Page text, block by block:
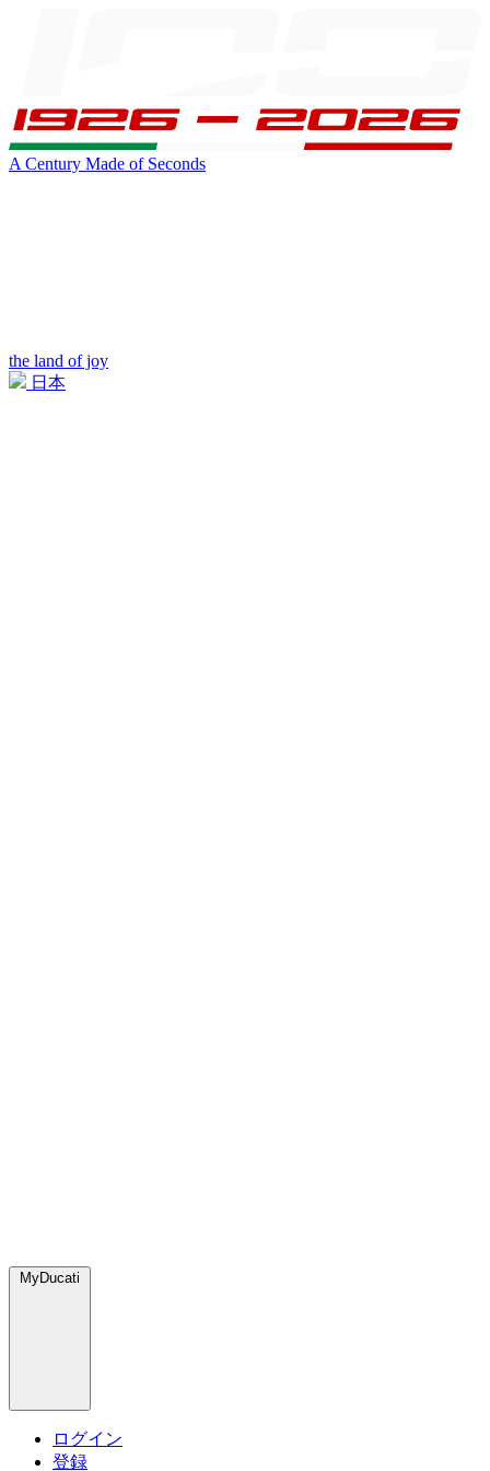
A Century Made of Seconds
the land of joy
日本
MyDucati
ログイン
登録